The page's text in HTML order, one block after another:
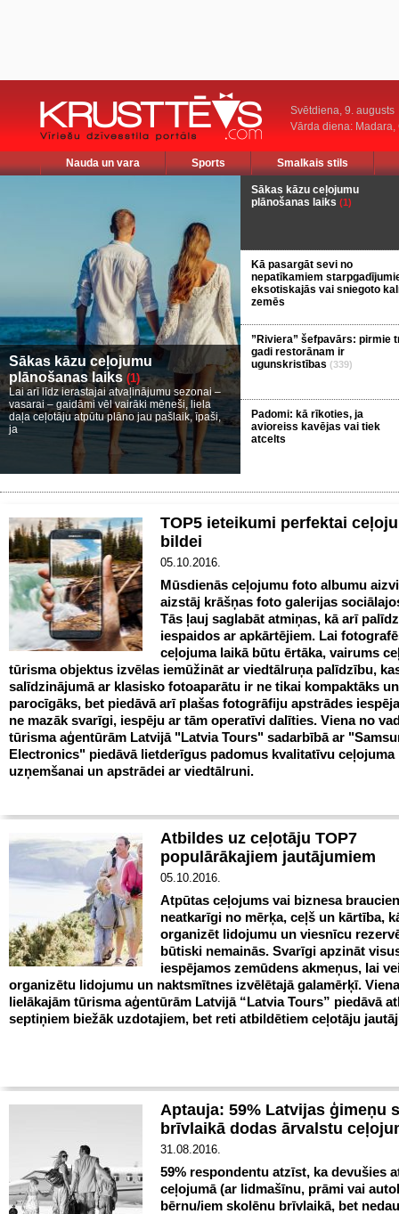
Svētdiena, 9. augusts
Vārda diena: Madara,
Nauda un vara Sports Smalkais stils
Sākas kāzu ceļojumu
plānošanas laiks (1)
Lai arī līdz ierastajai atvaļinājumu sezonai –
vasarai – gaidāmi vēl vairāki mēneši, liela
daļa ceļotāju atpūtu plāno jau pašlaik, īpaši,
ja
Sākas kāzu ceļojumu
plānošanas laiks (1)
Kā pasargāt sevi no
nepatīkamiem
eksotiskajās vai sniegoto
zemēs
”Riviera” šefpavārs: pirmie
gadi restorānam ir
ugunskristības (339)
Padomi: kā rīkoties, ja
avioreiss kavējas vai tiek
atcelts
TOP5 ieteikumi perfektai
bildei
05.10.2016.
Mūsdienās ceļojumu foto albumu
aizstāj krāšņas foto galerijas
Tās ļauj saglabāt atmiņas, kā arī
iespaidos ar apkārtējiem. Lai
ceļojuma laikā būtu ērtāka, vairums
tūrisma objektus izvēlas iemūžināt ar viedtālruņa palīdzību,
salīdzinājumā ar klasisko fotoaparātu ir ne tikai kompaktāks un
parocīgāks, bet piedāvā arī plašas fotogrāfiju apstrādes
ne mazāk svarīgi, iespēju ar tām operatīvi dalīties. Viena no
tūrisma aģentūrām Latvijā "Latvia Tours" sadarbībā ar
Electronics" piedāvā lietderīgus padomus kvalitatīvu ceļojuma
uzņemšanai un apstrādei ar viedtālruni.
Atbildes uz ceļotāju TOP7
populārākajiem jautājumiem
05.10.2016.
Atpūtas ceļojums vai biznesa
neatkarīgi no mērķa, ceļš un kārtība,
organizēt lidojumu un viesnīcu
būtiski nemainās. Svarīgi apzināt
iespējamos zemūdens akmeņus, lai
organizētu lidojumu un naktsmītnes izvēlētajā galamērķī.
lielākajām tūrisma aģentūrām Latvijā “Latvia Tours” piedāvā
septiņiem biežāk uzdotajiem, bet reti atbildētiem ceļotāju
Aptauja: 59% Latvijas ģimeņu
brīvlaikā dodas ārvalstu
31.08.2016.
59% respondentu atzīst, ka devušies
ceļojumā (ar lidmašīnu, prāmi vai
bērnu/iem skolēnu brīvlaikā, bet